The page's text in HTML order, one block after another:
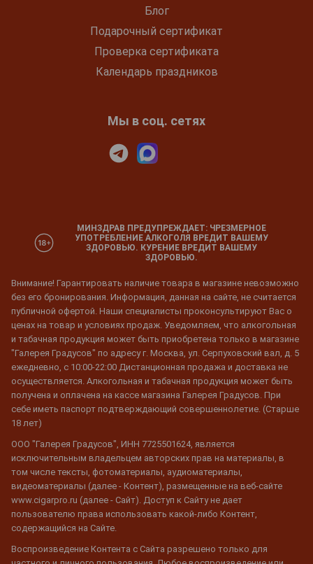
Блог
Подарочный сертификат
Проверка сертификата
Календарь праздников
Мы в соц. сетях
МИНЗДРАВ ПРЕДУПРЕЖДАЕТ: ЧРЕЗМЕРНОЕ
УПОТРЕБЛЕНИЕ АЛКОГОЛЯ ВРЕДИТ ВАШЕМУ
ЗДОРОВЬЮ. КУРЕНИЕ ВРЕДИТ ВАШЕМУ
ЗДОРОВЬЮ.
Внимание! Гарантировать наличие товара в магазине невозможно
без его бронирования. Информация, данная на сайте, не считается
публичной офертой. Наши специалисты проконсультируют Вас о
ценах на товар и условиях продаж. Уведомляем, что алкогольная
и табачная продукция может быть приобретена только в магазине
"Галерея Градусов" по адресу г. Москва, ул. Серпуховский вал, д. 5
ежедневно, с 10:00-22:00 Дистанционная продажа и доставка не
осуществляется. Алкогольная и табачная продукция может быть
получена и оплачена на кассе магазина Галерея Градусов. При
себе иметь паспорт подтверждающий совершеннолетие. (Старше
18 лет)
ООО "Галерея Градусов", ИНН 7725501624, является
исключительным владельцем авторских прав на материалы, в
том числе тексты, фотоматериалы, аудиоматериалы,
видеоматериалы (далее - Контент), размещенные на веб-сайте
www.cigarpro.ru (далее - Сайт). Доступ к Сайту не дает
пользователю права использовать какой-либо Контент,
содержащийся на Сайте.
Воспроизведение Контента с Сайта разрешено только для